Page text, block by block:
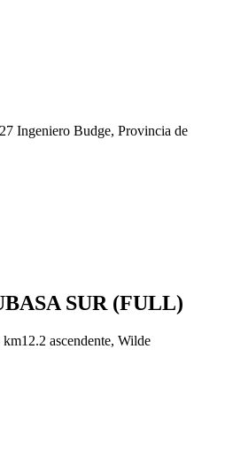
Ingeniero Budge, Provincia de
SUR (FULL)
ascendente, Wilde